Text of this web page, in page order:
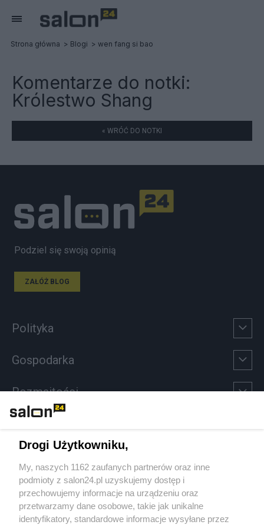
Strona główna Blogi wen fang si bao
Komentarze do notki:
Królestwo Shang
« WRÓĆ DO NOTKI
Podziel się swoją opinią
ZAŁÓŻ BLOG
Polityka
Gospodarka
Rozmaitości
Sport
Społeczeństwo
Kultura
Drogi Użytkowniku,
My, naszych 1162 zaufanych partnerów oraz inne
podmioty z salon24.pl uzyskujemy dostęp i
przechowujemy informacje na urządzeniu oraz
przetwarzamy dane osobowe, takie jak unikalne
identyfikatory, standardowe informacje wysyłane przez